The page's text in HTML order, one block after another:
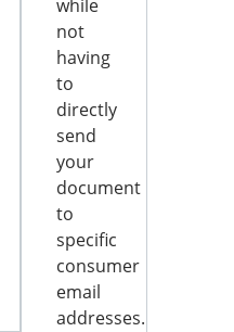
while
not
having
to
directly
send
your
document
to
specific
consumer
email
addresses.